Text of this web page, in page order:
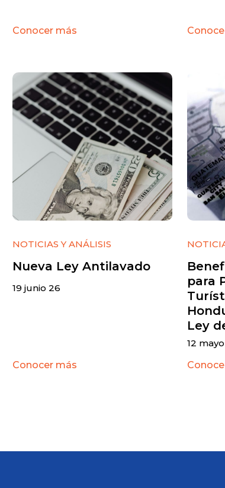
Conocer más
NOTICIAS Y ANÁLISIS
Nueva Ley Antilavado
19 junio 26
Conocer más
para
Ley
12